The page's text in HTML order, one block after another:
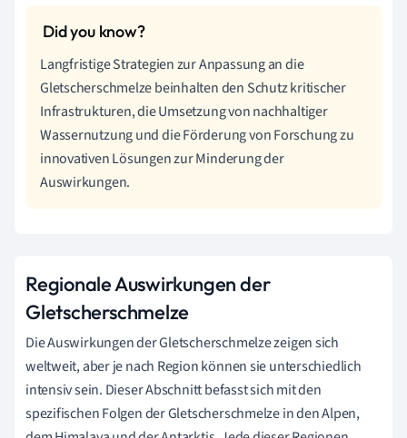
Langfristige Strategien zur Anpassung an die
Gletscherschmelze beinhalten den Schutz kritischer
Infrastrukturen, die Umsetzung von nachhaltiger
Wassernutzung und die Förderung von Forschung zu
innovativen Lösungen zur Minderung der
Auswirkungen.
Regionale Auswirkungen der
Gletscherschmelze
Die Auswirkungen der Gletscherschmelze zeigen sich
weltweit, aber je nach Region können sie unterschiedlich
intensiv sein. Dieser Abschnitt befasst sich mit den
spezifischen Folgen der Gletscherschmelze in den Alpen,